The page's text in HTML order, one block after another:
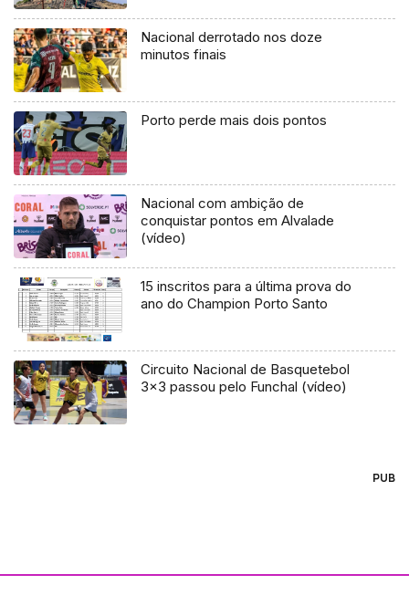
Nacional derrotado nos doze
minutos finais
Porto perde mais dois pontos
Nacional com ambição de
conquistar pontos em Alvalade
(vídeo)
15 inscritos para a última prova do
ano do Champion Porto Santo
Circuito Nacional de Basquetebol
3×3 passou pelo Funchal (vídeo)
PUB